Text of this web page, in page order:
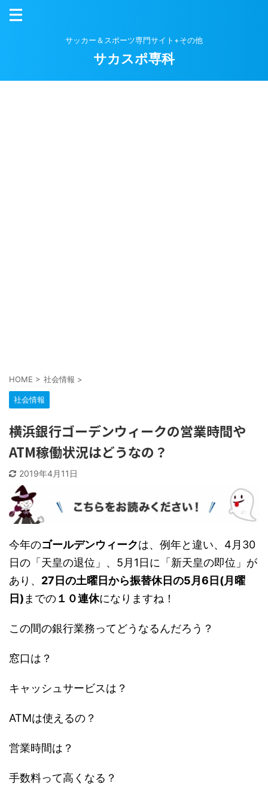
サッカー＆スポーツ専門サイト+その他
サカスポ専科
HOME > 社会情報 >
社会情報
横浜銀行ゴーデンウィークの営業時間や
ATM稼働状況はどうなの？
2019年4月11日
今年のゴールデンウィークは、例年と違い、4月30
日の「天皇の退位」、5月1日に「新天皇の即位」が
あり、 27日の土曜日から振替休日の5月6日(月曜
日) までの１０連休になりますね！
この間の銀行業務ってどうなるんだろう？
窓口は？
キャッシュサービスは？
ATMは使えるの？
営業時間は？
手数料って高くなる？